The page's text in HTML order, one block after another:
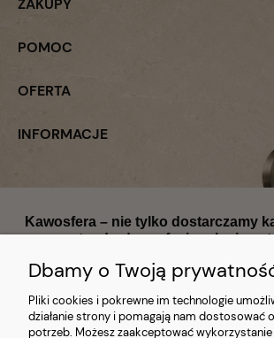
ZAKUPY
POMOC
OFERTA
INFORMACJE
Kawosfera – nie tylko dostarczamy
standardy profesjonalnej
Dbamy o Twoją
Pliki cookies i pokrewne im technologie
działanie strony i pomagają nam dostosować
potrzeb. Możesz zaakceptować wykorzystanie